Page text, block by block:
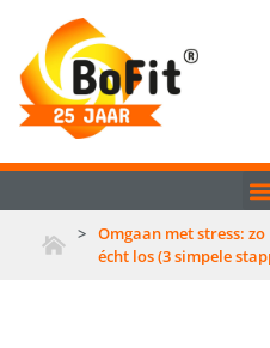
> Omgaan met stress:
écht los (3 simpele